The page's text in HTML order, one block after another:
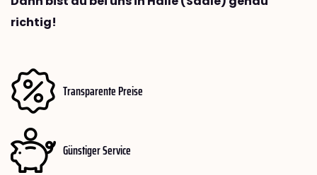
richtig!
Transparente Preise
Günstiger Service